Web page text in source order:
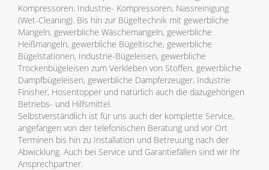
Kompressoren, Industrie- Kompressoren, Nassreinigung
(Wet-Cleaning). Bis hin zur Bügeltechnik mit gewerbliche
Mangeln, gewerbliche Wäschemangeln, gewerbliche
Heißmangeln, gewerbliche Bügeltische, gewerbliche
Bügelstationen, Industrie-Bügeleisen, gewerbliche
Trockenbügeleisen zum Verkleben von Stoffen, gewerbliche
Dampfbügeleisen, gewerbliche Dampferzeuger, Industrie
Finisher, Hosentopper und natürlich auch die dazugehörigen
Betriebs- und Hilfsmittel.
Selbstverständlich ist für uns auch der komplette Service,
angefangen von der telefonischen Beratung und vor Ort
Terminen bis hin zu Installation und Betreuung nach der
Abwicklung. Auch bei Service und Garantiefällen sind wir Ihr
Ansprechpartner.